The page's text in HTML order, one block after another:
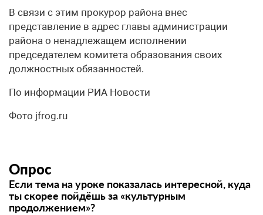
В связи с этим прокурор района внес
представление в адрес главы администрации
района о ненадлежащем исполнении
председателем комитета образования своих
должностных обязанностей.
По информации РИА Новости
Фото jfrog.ru
Опрос
Если тема на уроке показалась интересной, куда
ты скорее пойдёшь за «культурным
продолжением»?